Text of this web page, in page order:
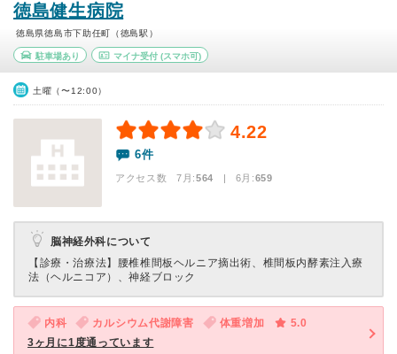
徳島健生病院
徳島県徳島市下助任町（徳島駅）
駐車場あり マイナ受付(スマホ可)
土曜（〜12:00）
4.22
6件
アクセス数 7月:564 | 6月:659
脳神経外科について
【診療・治療法】
腰椎椎間板ヘルニア摘出術、椎間板内酵素注入療
法（ヘルニコア）、神経ブロック
内科 カルシウム代謝障害 体重増加
5.0
3ヶ月に1度通っています